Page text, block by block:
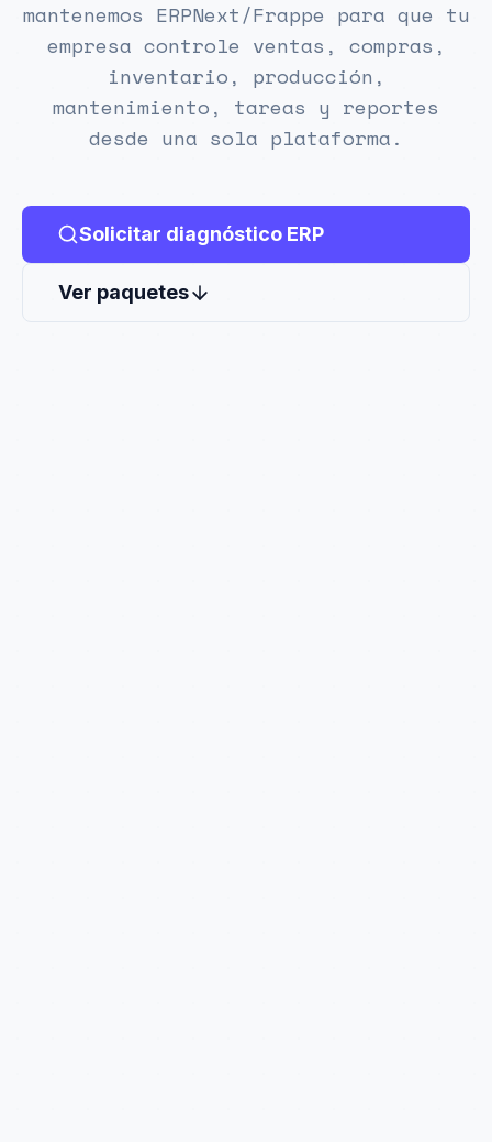
mantenemos ERPNext/Frappe para que tu
empresa controle ventas, compras,
inventario, producción,
mantenimiento, tareas y reportes
desde una sola plataforma.
Solicitar diagnóstico ERP
Ver paquetes